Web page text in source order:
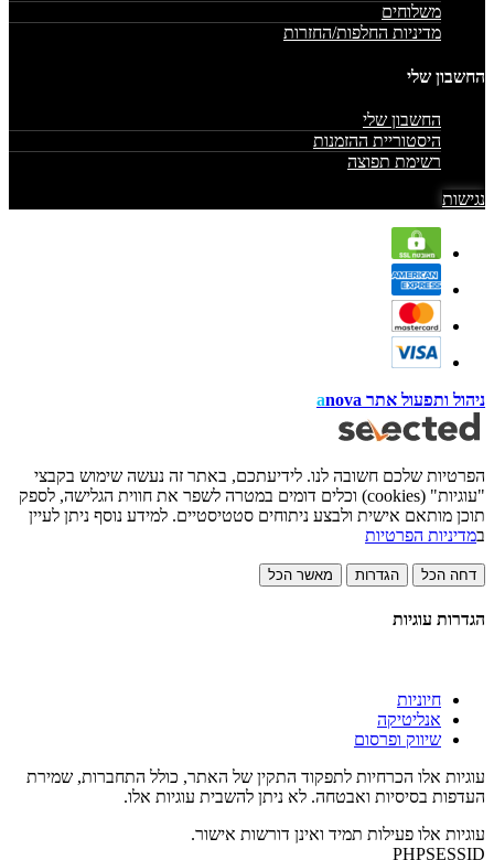
משלוחים
מדיניות החלפות/החזרות
החשבון שלי
החשבון שלי
היסטוריית ההזמנות
רשימת תפוצה
נגישות
ניהול ותפעול אתר anova
הפרטיות שלכם חשובה לנו. לידיעתכם, באתר זה נעשה שימוש בקבצי
"עוגיות" (cookies) וכלים דומים במטרה לשפר את חווית הגלישה, לספק
תוכן מותאם אישית ולבצע ניתוחים סטטיסטיים. למידע נוסף ניתן לעיין
במדיניות הפרטיות
דחה הכל הגדרות מאשר הכל
הגדרות עוגיות
חיוניות
אנליטיקה
שיווק ופרסום
עוגיות אלו הכרחיות לתפקוד התקין של האתר, כולל התחברות, שמירת
העדפות בסיסיות ואבטחה. לא ניתן להשבית עוגיות אלו.
עוגיות אלו פעילות תמיד ואינן דורשות אישור.
PHPSESSID